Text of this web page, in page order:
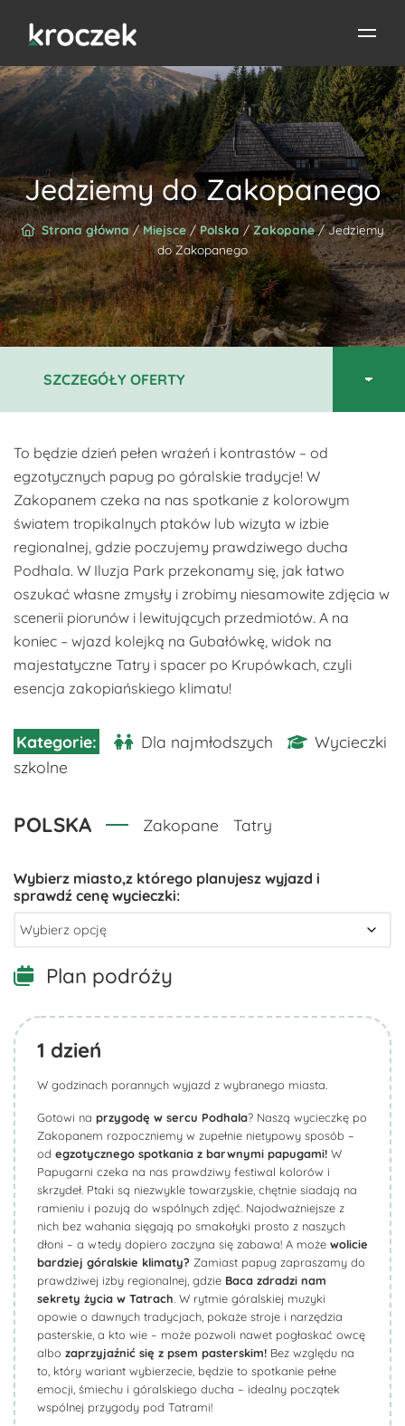
Jedziemy do Zakopanego
Strona główna/Miejsce/Polska/Zakopane/ Jedziemy
do Zakopanego
To będzie dzień pełen wrażeń i kontrastów – od
egzotycznych papug po góralskie tradycje! W
Zakopanem czeka na nas spotkanie z kolorowym
światem tropikalnych ptaków lub wizyta w izbie
regionalnej, gdzie poczujemy prawdziwego ducha
Podhala. W Iluzja Park przekonamy się, jak łatwo
oszukać własne zmysły i zrobimy niesamowite zdjęcia w
scenerii piorunów i lewitujących przedmiotów. A na
koniec – wjazd kolejką na Gubałówkę, widok na
majestatyczne Tatry i spacer po Krupówkach, czyli
esencja zakopiańskiego klimatu!
Dla najmłodszych
Wycieczki
szkolne
POLSKA Zakopane Tatry
Plan podróży
1 dzień
W godzinach porannych wyjazd z wybranego miasta.
Gotowi na przygodę w sercu Podhala? Naszą wycieczkę po
Zakopanem rozpoczniemy w zupełnie nietypowy sposób –
od egzotycznego spotkania z barwnymi papugami! W
Papugarni czeka na nas prawdziwy festiwal kolorów i
skrzydeł. Ptaki są niezwykle towarzyskie, chętnie siadają na
ramieniu i pozują do wspólnych zdjęć. Najodważniejsze z
nich bez wahania sięgają po smakołyki prosto z naszych
dłoni – a wtedy dopiero zaczyna się zabawa! A może wolicie
bardziej góralskie klimaty? Zamiast papug zapraszamy do
prawdziwej izby regionalnej, gdzie Baca zdradzi nam
sekrety życia w Tatrach . W rytmie góralskiej muzyki
opowie o dawnych tradycjach, pokaże stroje i narzędzia
pasterskie, a kto wie – może pozwoli nawet pogłaskać owcę
albo zaprzyjaźnić się z psem pasterskim! Bez względu na
to, który wariant wybierzecie, będzie to spotkanie pełne
emocji, śmiechu i góralskiego ducha – idealny początek
wspólnej przygody pod Tatrami!